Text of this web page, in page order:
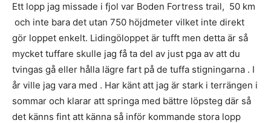
Ett lopp jag missade i fjol var Boden Fortress trail, 50 km
och inte bara det utan 750 höjdmeter vilket inte direkt
gör loppet enkelt. Lidingöloppet är tufft men detta är så
mycket tuffare skulle jag få ta del av just pga av att du
tvingas gå eller hålla lägre fart på de tuffa stigningarna . I
år ville jag vara med . Har känt att jag är stark i terrängen i
sommar och klarar att springa med bättre löpsteg där så
det känns fint att känna så inför kommande stora lopp